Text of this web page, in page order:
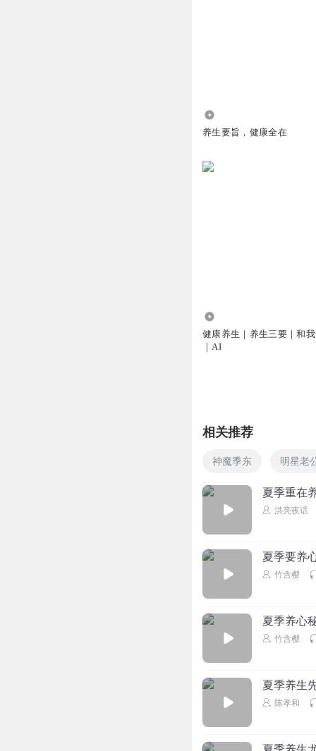
养生要旨，健康全在
健康养生｜养生三要｜和
｜AI
相关推荐
神魔季东 明星老
夏季重在
洪亮夜话
夏季要养
竹含樱
夏季养心
竹含樱
夏季养生
陈孝和